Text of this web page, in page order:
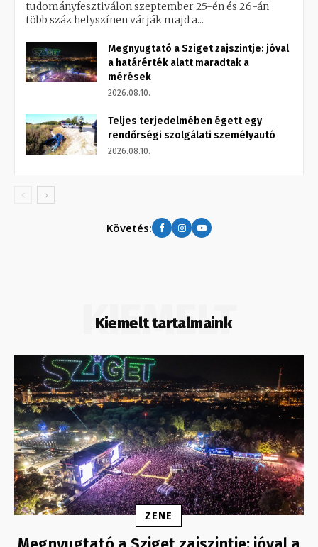
tudományfesztiválon szeptember 25-én és 26-án
több száz helyszínen várják majd a...
Megnyugtató a Sziget zajszintje: jóval
a határérték alatt maradtak a
mérések
2026.08.10.
Teljes terjedelmében égett egy
rendőrségi szolgálati személyautó
2026.08.10.
Követés:
Kiemelt tartalmaink
KIEMELT
ZENE